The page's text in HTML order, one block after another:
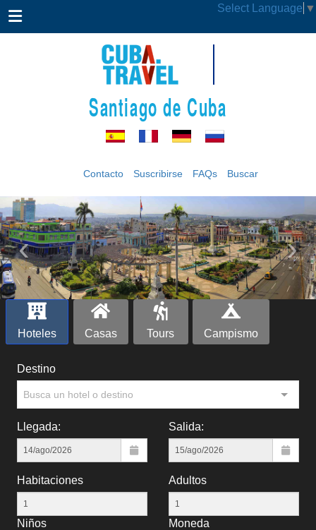
Select Language ▼
Santiago de Cuba
Contacto Suscribirse FAQs Buscar
‹ ›
Hoteles Casas Tours Campismo
Destino
Busca un hotel o destino
Llegada: Salida:
Habitaciones Adultos
Niños Moneda